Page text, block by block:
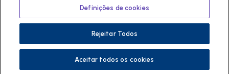
Política Privacidade para Profissionais de
Saúde
Definições de cookies
Rejeitar Todos
Aceitar todos os cookies